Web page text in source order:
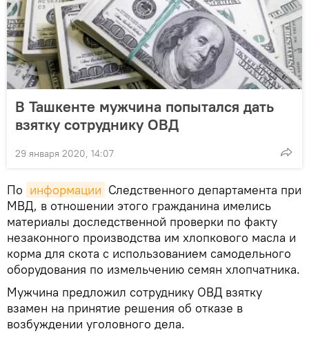
В Ташкенте мужчина попытался дать
взятку сотруднику ОВД
29 января 2020, 14:07
По информации Следственного департамента при
МВД, в отношении этого гражданина имелись
материалы доследственной проверки по факту
незаконного производства им хлопкового масла и
корма для скота с использованием самодельного
оборудования по измельчению семян хлопчатника.
Мужчина предложил сотруднику ОВД взятку
взамен на принятие решения об отказе в
возбуждении уголовного дела.